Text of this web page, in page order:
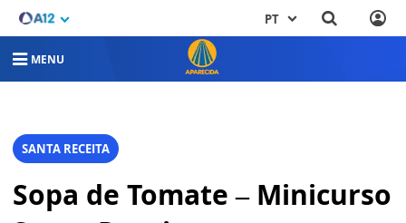
PT
MENU
SANTA RECEITA
Sopa de Tomate – Minicurso